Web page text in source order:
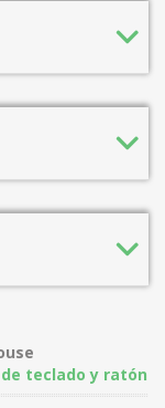
teclado y ratón